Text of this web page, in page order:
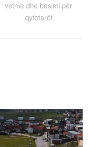
vetme dhe besimi për
qytetarët